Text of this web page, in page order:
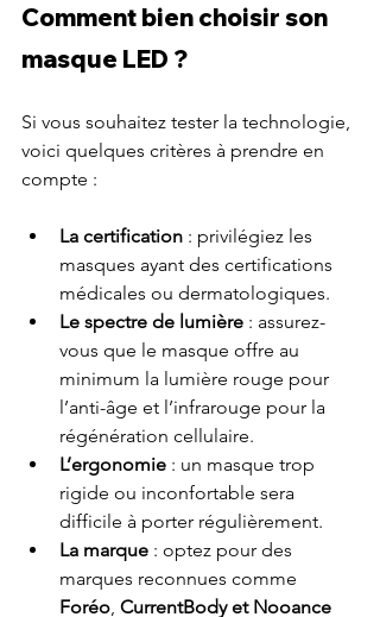
Comment bien choisir son
masque LED ?
Si vous souhaitez tester la technologie,
voici quelques critères à prendre en
compte :
La certification : privilégiez les
masques ayant des certifications
médicales ou dermatologiques.
Le spectre de lumière : assurez-
vous que le masque offre au
minimum la lumière rouge pour
l’anti-âge et l’infrarouge pour la
régénération cellulaire.
L’ergonomie : un masque trop
rigide ou inconfortable sera
difficile à porter régulièrement.
La marque : optez pour des
marques reconnues comme
Foréo CurrentBody et Nooance